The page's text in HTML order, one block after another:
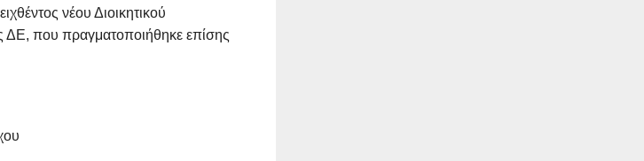
νέου Διοικητικού
ΔΕ, που πραγματοποιήθηκε επίσης